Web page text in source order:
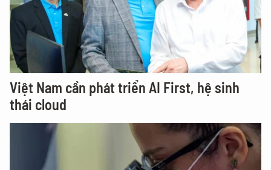
Việt Nam cần phát triển AI First, hệ sinh
thái cloud